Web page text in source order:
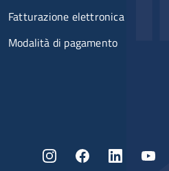
Fatturazione elettronica
Modalità di pagamento